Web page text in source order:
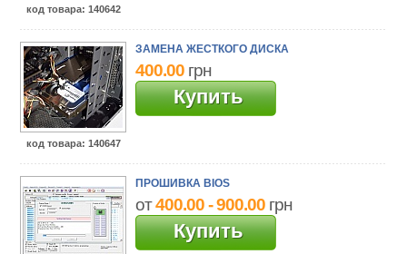
код товара: 140642
код товара: 140647
ЗАМЕНА ЖЕСТКОГО ДИСКА
400.00 грн
Купить
ПРОШИВКА BIOS
от400.00 - 900.00 грн
Купить